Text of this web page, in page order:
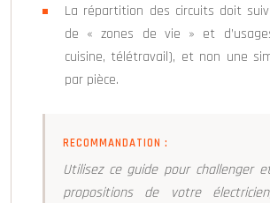
La répartition des circuits doit
de « zones de vie » et
cuisine, télétravail), et non une
par pièce.
RECOMMANDATION :
Utilisez ce guide pour challenger
propositions de votre